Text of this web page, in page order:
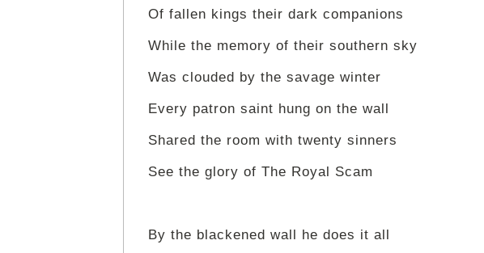
Of fallen kings their dark companions
While the memory of their southern sky
Was clouded by the savage winter
Every patron saint hung on the wall
Shared the room with twenty sinners
See the glory of The Royal Scam
By the blackened wall he does it all